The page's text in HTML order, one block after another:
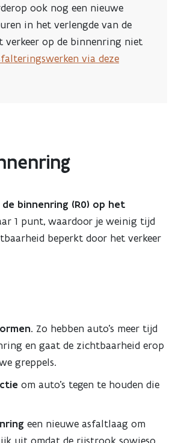
ook nog een nieuwe
in het verlengde van de
verkeer op de binnenring niet
via deze
binnenring (R0) op het
1 punt, waardoor je weinig tijd
beperkt door het verkeer
Zo hebben auto’s meer tijd
en gaat de zichtbaarheid erop
greppels.
om auto’s tegen te houden die
een nieuwe asfaltlaag om